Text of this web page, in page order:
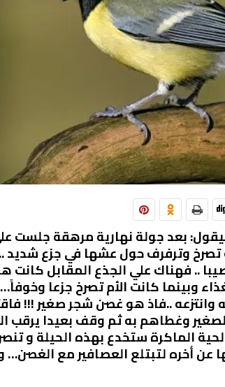
بعد جولة نهارية مرهقة جلست
وترفرف حول عشها في جزع شديد ..
.. فهناك علي الجذع المقابل كانت
وبينما كانت الأم تصرخ جزعا
..فاذ هو غصن شجر صغير !!!
وغطاهم به ثم وقف بعيدا يرقب
الماكرة ستخدع بهذه الحيلة و
عن أخره لتبتلع العصافير مع